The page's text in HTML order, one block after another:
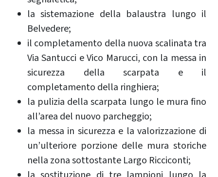
la sistemazione della balaustra lungo il
Belvedere;
il completamento della nuova scalinata tra
Via Santucci e Vico Marucci, con la messa in
sicurezza della scarpata e il
completamento della ringhiera;
la pulizia della scarpata lungo le mura fino
all’area del nuovo parcheggio;
la messa in sicurezza e la valorizzazione di
un’ulteriore porzione delle mura storiche
nella zona sottostante Largo Ricciconti;